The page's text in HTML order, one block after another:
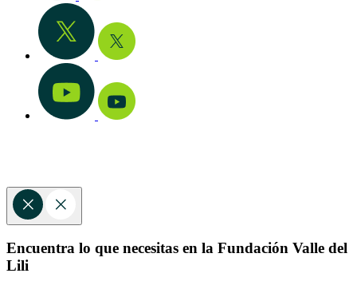
Encuentra lo que necesitas en la Fundación Valle del
Lili